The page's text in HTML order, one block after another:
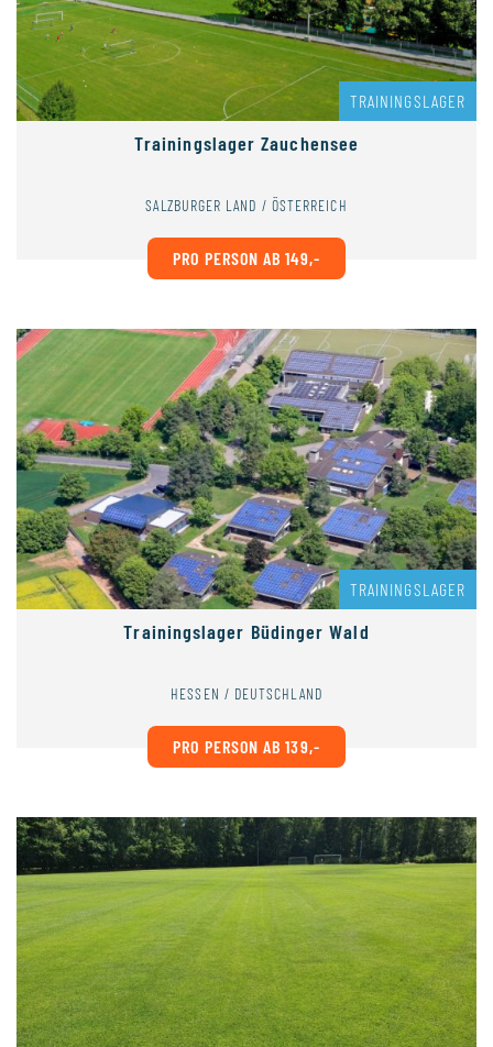
TRAININGSLAGER
Trainingslager Zauchensee
SALZBURGER LAND / ÖSTERREICH
PRO PERSON AB 149,-
TRAININGSLAGER
Trainingslager Büdinger Wald
HESSEN / DEUTSCHLAND
PRO PERSON AB 139,-